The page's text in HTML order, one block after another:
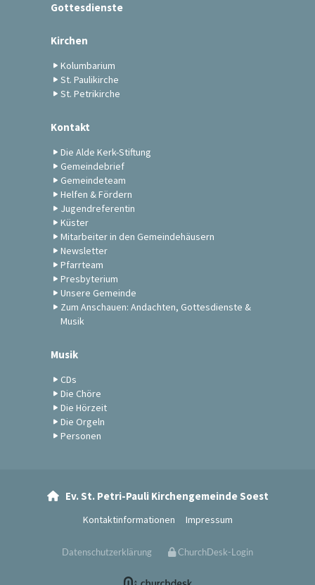
Gottesdienste
Kirchen
Kolumbarium
St. Paulikirche
St. Petrikirche
Kontakt
Die Alde Kerk-Stiftung
Gemeindebrief
Gemeindeteam
Helfen & Fördern
Jugendreferentin
Küster
Mitarbeiter in den Gemeindehäusern
Newsletter
Pfarrteam
Presbyterium
Unsere Gemeinde
Zum Anschauen: Andachten, Gottesdienste &
Musik
Musik
CDs
Die Chöre
Die Hörzeit
Die Orgeln
Personen
Ev. St. Petri-Pauli Kirchengemeinde Soest
Kontaktinformationen Impressum
Datenschutzerklärung ChurchDesk-Login